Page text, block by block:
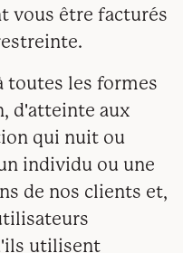
vous être facturés
toutes les formes
d'atteinte aux
qui nuit ou
individu ou une
de nos clients et,
utilisent